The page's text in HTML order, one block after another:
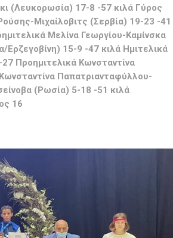
(Λευκορωσία) 17-8 -57 κιλά Γύρος
Μιχαίλοβιτς (Σερβία) 19-23 -41
Μελίνα Γεωργίου-Καμίνσκα
15-9 -47 κιλά Ημιτελικά
Προημιτελικά Κωνσταντίνα
Παπατριανταφύλλου-
(Ρωσία) 5-18 -51 κιλά
16